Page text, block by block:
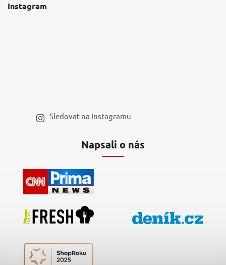
Nejčastější dotazy
Napsali o nás
Instagram
Sledovat na Instagramu
Hodnocení obchodu